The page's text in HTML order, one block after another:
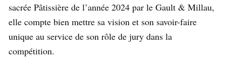
sacrée Pâtissière de l’année 2024 par le Gault & Millau,
elle compte bien mettre sa vision et son savoir-faire
unique au service de son rôle de jury dans la
compétition.